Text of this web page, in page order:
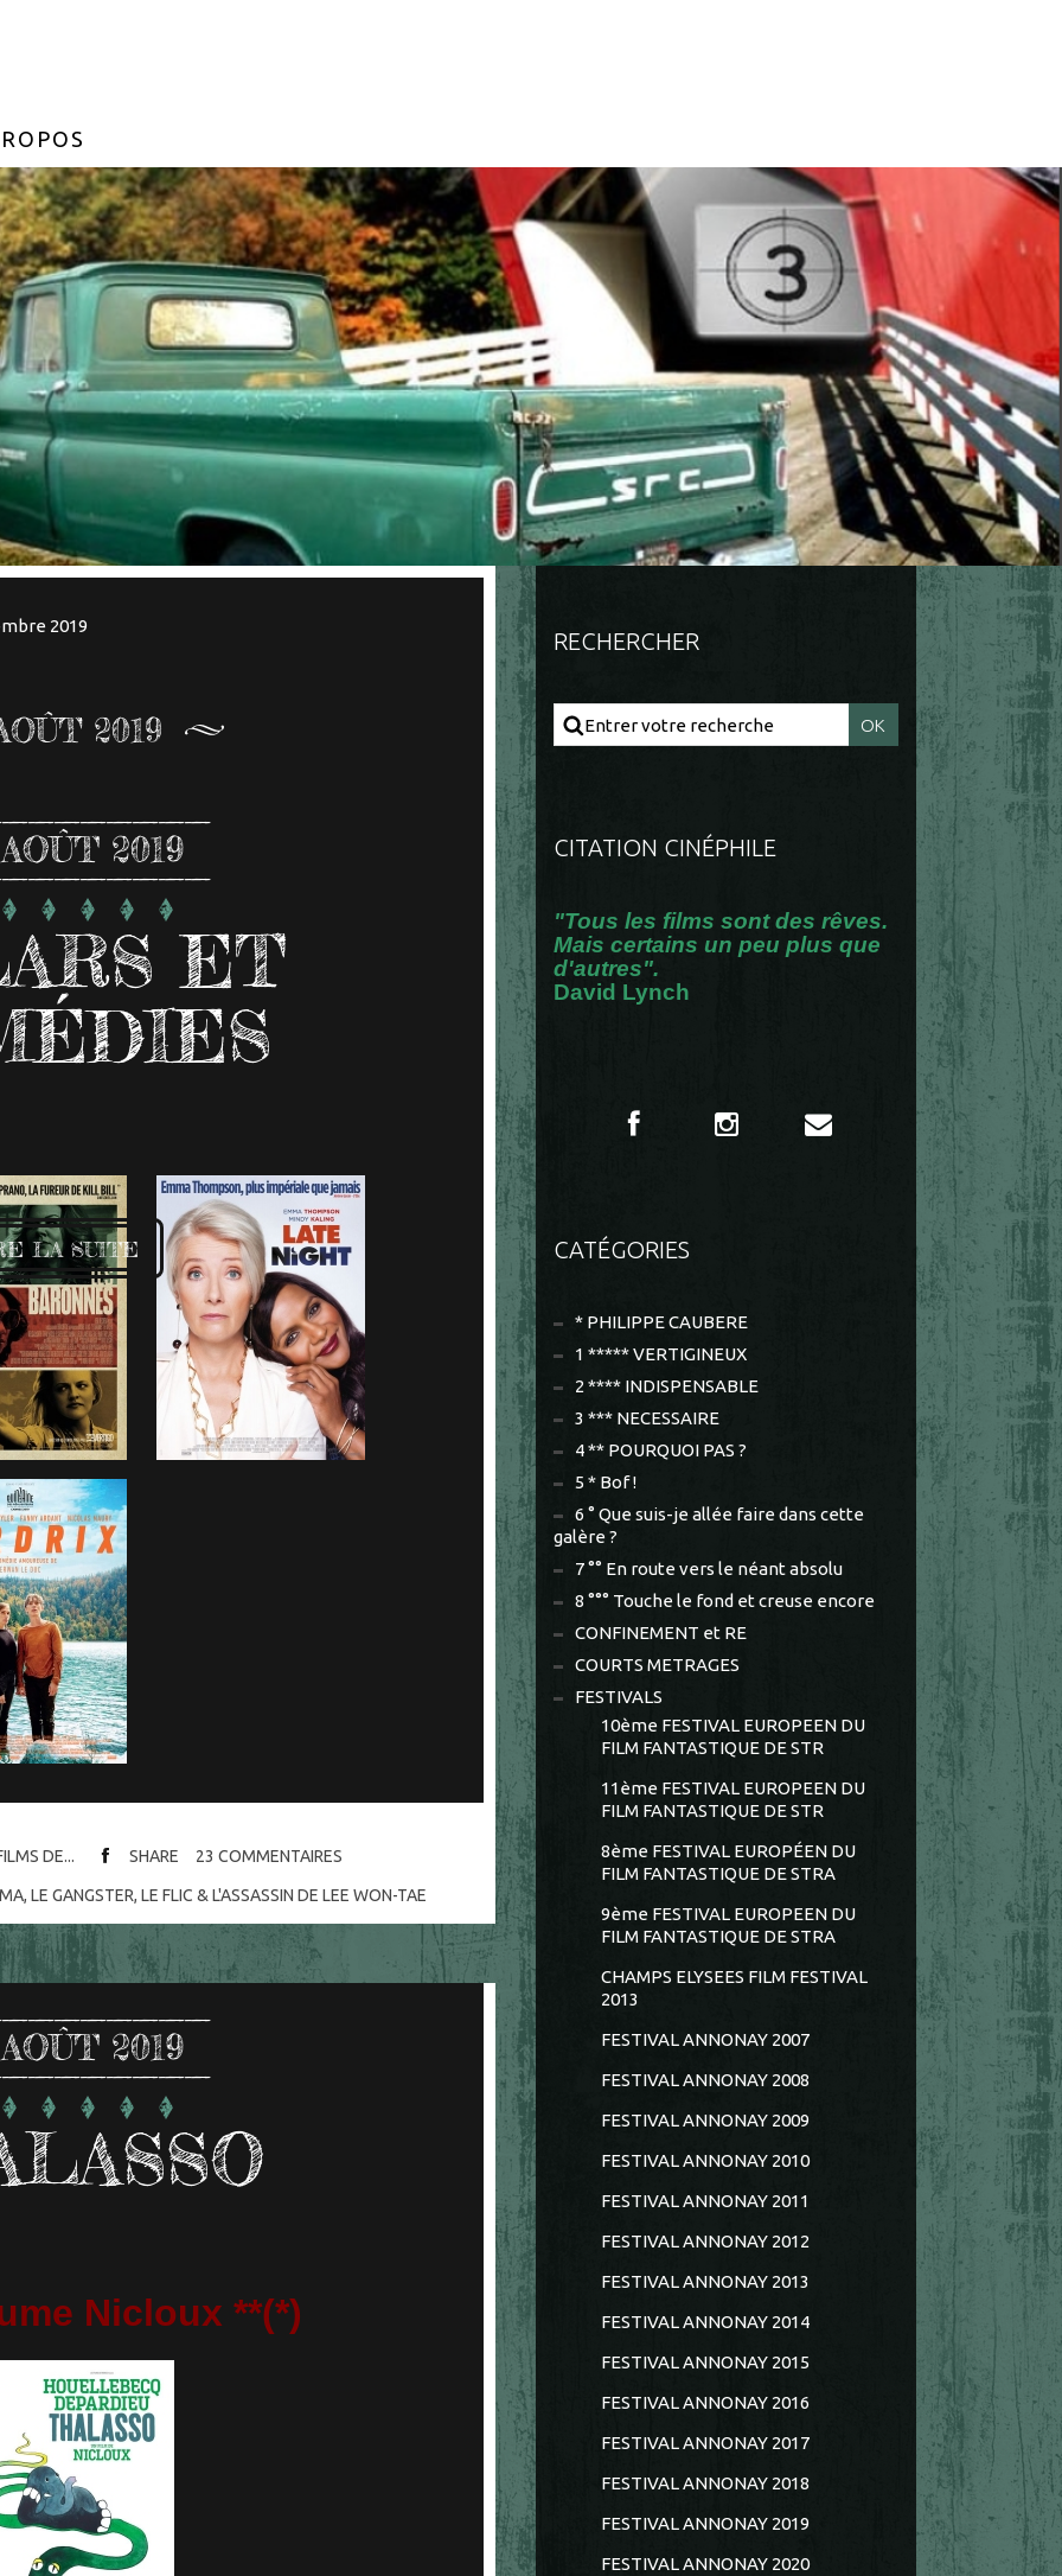
2019
2019
AOÛT 2019
ET
LA SUITE
DE... SHARE 23 COMMENTAIRES
, LE GANGSTER, LE FLIC & L'ASSASSIN DE LEE WON-TAE
AOÛT 2019
Nicloux **(*)
RECHERCHER
CITATION CINÉPHILE
"Tous les films sont des rêves.
Mais certains un peu plus que
d'autres".
David Lynch
CATÉGORIES
* PHILIPPE CAUBERE
1 ***** VERTIGINEUX
2 **** INDISPENSABLE
3 *** NECESSAIRE
4 ** POURQUOI PAS ?
5 * Bof !
6 ° Que suis-je allée faire dans cette
galère ?
7 °° En route vers le néant absolu
8 °°° Touche le fond et creuse encore
CONFINEMENT et RE
COURTS METRAGES
FESTIVALS
10ème FESTIVAL EUROPEEN DU
FILM FANTASTIQUE DE STR
11ème FESTIVAL EUROPEEN DU
FILM FANTASTIQUE DE STR
8ème FESTIVAL EUROPÉEN DU
FILM FANTASTIQUE DE STRA
9ème FESTIVAL EUROPEEN DU
FILM FANTASTIQUE DE STRA
CHAMPS ELYSEES FILM FESTIVAL
2013
FESTIVAL ANNONAY 2007
FESTIVAL ANNONAY 2008
FESTIVAL ANNONAY 2009
FESTIVAL ANNONAY 2010
FESTIVAL ANNONAY 2011
FESTIVAL ANNONAY 2012
FESTIVAL ANNONAY 2013
FESTIVAL ANNONAY 2014
FESTIVAL ANNONAY 2015
FESTIVAL ANNONAY 2016
FESTIVAL ANNONAY 2017
FESTIVAL ANNONAY 2018
FESTIVAL ANNONAY 2019
FESTIVAL ANNONAY 2020